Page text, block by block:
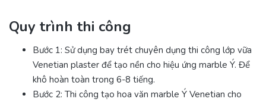
Quy trình thi công
Bước 1: Sử dụng bay trét chuyên dụng thi công lớp vữa
Venetian plaster để tạo nền cho hiệu ứng marble Ý. Để
khô hoàn toàn trong 6-8 tiếng.
Bước 2: Thi công tạo hoa văn marble Ý Venetian cho